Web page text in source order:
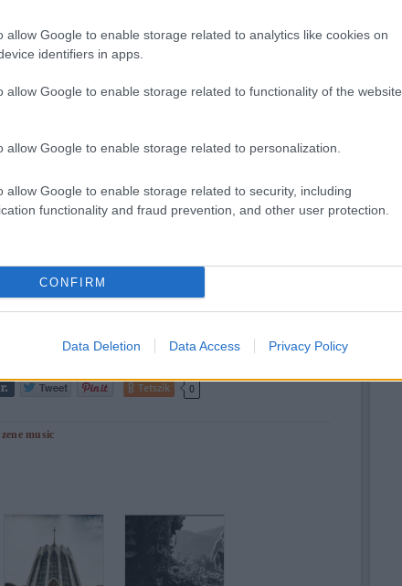
allow Google to enable storage related to analytics like cookies on
identifiers in apps.
allow Google to enable storage related to functionality of the website
allow Google to enable storage related to personalization.
allow Google to enable storage related to security, including
functionality and fraud prevention, and other user protection.
CONFIRM
Data Deletion Data Access Privacy Policy
vagy post-rockos elemeket - egyik legjobb lemezük, a sorban második
toroktémákat és effektezett gitárdallamokat, sok autentikus hangszer
stb., sőt a The Lodge számban még szarvaskoponya is!) színesíti a
egy instrumentális következik. Kétségbeesett és sötét, mégis szép és
Nem is emelném ki egyiket se, a lemez egységes és jól felépített, bár
is élvezetes lehet. A bevezetőtéma újbóli felcsendülése után egy amolyan
?tjqzwmxxqqq
Tetszik 0
zene music